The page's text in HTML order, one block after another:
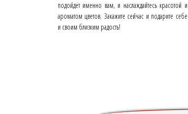
подойдёт именно вам, и наслаждайтесь красотой и
ароматом цветов. Закажите сейчас и подарите себе
и своим близким радость!